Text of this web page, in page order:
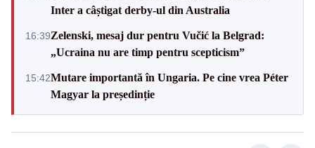
Inter a câștigat derby-ul din Australia
16:39Zelenski, mesaj dur pentru Vučić la Belgrad:
„Ucraina nu are timp pentru scepticism”
15:42Mutare importantă în Ungaria. Pe cine vrea Péter
Magyar la președinție